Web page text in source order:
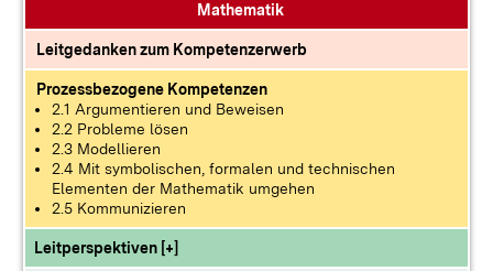
Mathematik
Leitgedanken zum Kompetenzerwerb
Prozessbezogene Kompetenzen
2.1 Argumentieren und Beweisen
2.2 Probleme lösen
2.3 Modellieren
2.4 Mit symbolischen, formalen und technischen
Elementen der Mathematik umgehen
2.5 Kommunizieren
Leitperspektiven [+]